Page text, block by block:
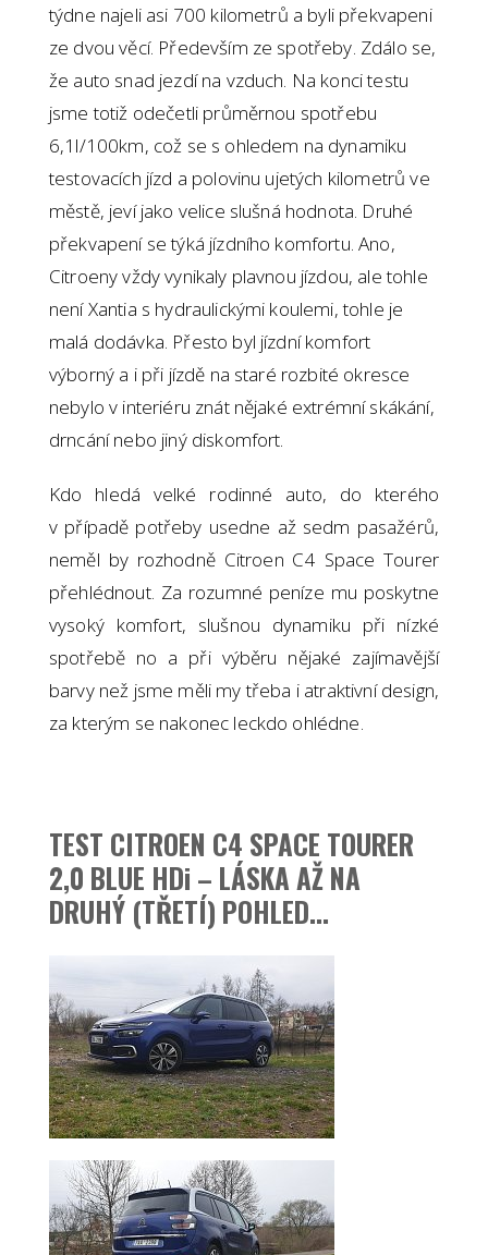
týdne najeli asi 700 kilometrů a byli překvapeni
ze dvou věcí. Především ze spotřeby. Zdálo se,
že auto snad jezdí na vzduch. Na konci testu
jsme totiž odečetli průměrnou spotřebu
6,1l/100km, což se s ohledem na dynamiku
testovacích jízd a polovinu ujetých kilometrů ve
městě, jeví jako velice slušná hodnota. Druhé
překvapení se týká jízdního komfortu. Ano,
Citroeny vždy vynikaly plavnou jízdou, ale tohle
není Xantia s hydraulickými koulemi, tohle je
malá dodávka. Přesto byl jízdní komfort
výborný a i při jízdě na staré rozbité okresce
nebylo v interiéru znát nějaké extrémní skákání,
drncání nebo jiný diskomfort.
Kdo hledá velké rodinné auto, do kterého
v případě potřeby usedne až sedm pasažérů,
neměl by rozhodně Citroen C4 Space Tourer
přehlédnout. Za rozumné peníze mu poskytne
vysoký komfort, slušnou dynamiku při nízké
spotřebě no a při výběru nějaké zajímavější
barvy než jsme měli my třeba i atraktivní design,
za kterým se nakonec leckdo ohlédne.
TEST CITROEN C4 SPACE TOURER
2,0 BLUE HDi – LÁSKA AŽ NA
DRUHÝ (TŘETÍ) POHLED…